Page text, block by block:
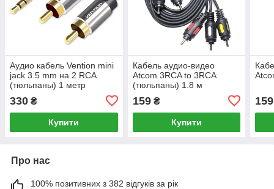
Аудио кабель Vention mini
jack 3.5 mm на 2 RCA
(тюльпаны) 1 метр
330 ₴
Купити
Кабель аудио-видео
Atcom 3RCA to 3RCA
(тюльпаны) 1.8 м
159₴
Купити
159
Про нас
100% позитивних з 382 відгуків за рік